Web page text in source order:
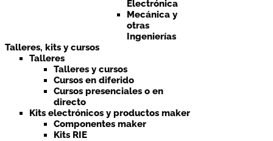
Electrónica
Mecánica y
otras
Ingenierías
Talleres, kits y cursos
Talleres
Talleres y cursos
Cursos en diferido
Cursos presenciales o en
directo
Kits electrónicos y productos maker
Componentes maker
Kits RIE